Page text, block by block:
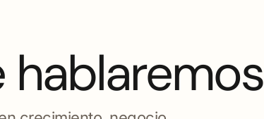
hablaremos